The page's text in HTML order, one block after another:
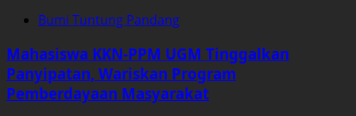
Bumi Tuntung Pandang
Mahasiswa KKN-PPM UGM Tinggalkan
Panyipatan, Wariskan Program
Pemberdayaan Masyarakat